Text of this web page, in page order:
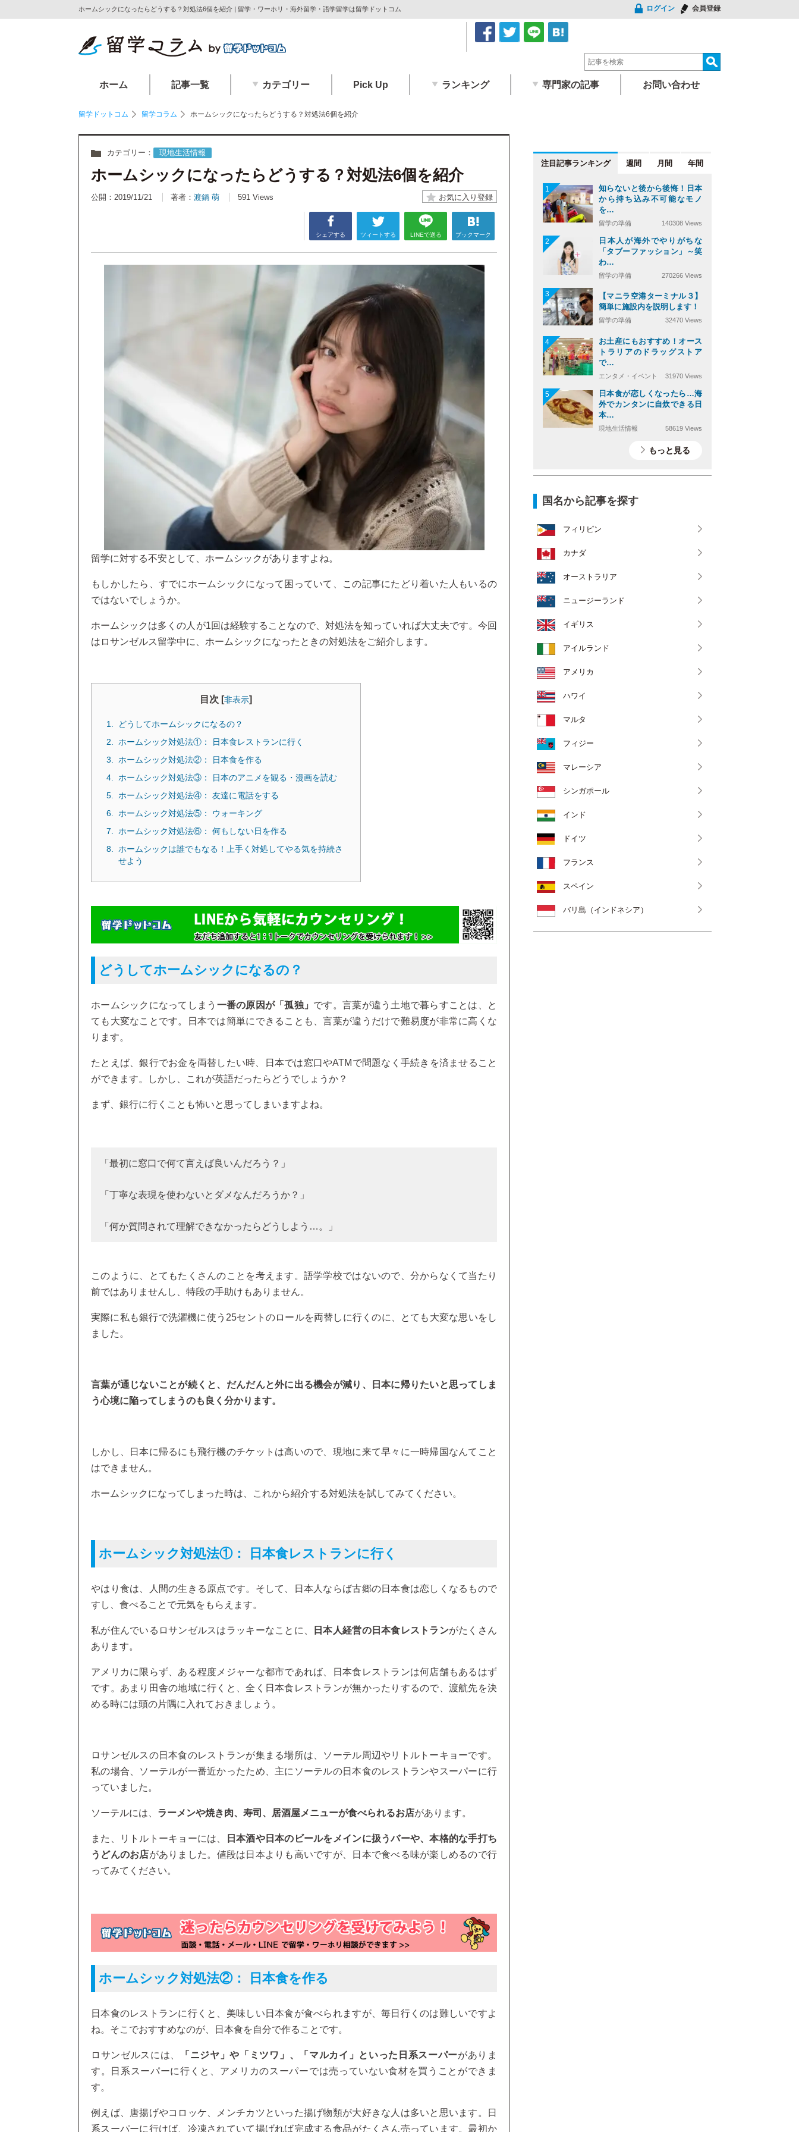
ホームシックになったらどうする？対処法6個を紹介 | 留学・ワーホリ・海外留学・語学留学は留学ドットコム ログイン 会員登録
ホーム 記事一覧 カテゴリー Pick Up ランキング 専門家の記事 お問い合わせ
留学ドットコム 留学コラム ホームシックになったらどうする？対処法6個を紹介
カテゴリー： 現地生活情報
ホームシックになったらどうする？対処法6個を紹介
公開：2019/11/21 著者： 渡鍋 萌 591 Views
シェアする ツィートする LINEで送る ブックマーク
留学に対する不安として、ホームシックがありますよね。
もしかしたら、すでにホームシックになって困っていて、この記事にたどり着いた人もいるの
ではないでしょうか。
ホームシックは多くの人が1回は経験することなので、対処法を知っていれば大丈夫です。今回
はロサンゼルス留学中に、ホームシックになったときの対処法をご紹介します。
目次 [非表示]
どうしてホームシックになるの？
ホームシック対処法①： 日本食レストランに行く
ホームシック対処法②： 日本食を作る
ホームシック対処法③： 日本のアニメを観る・漫画を読む
ホームシック対処法④： 友達に電話をする
ホームシック対処法⑤： ウォーキング
ホームシック対処法⑥： 何もしない日を作る
ホームシックは誰でもなる！上手く対処してやる気を持続さ
せよう
どうしてホームシックになるの？
ホームシックになってしまう 一番の原因が「孤独」 です。言葉が違う土地で暮らすことは、と
ても大変なことです。日本では簡単にできることも、言葉が違うだけで難易度が非常に高くな
ります。
たとえば、銀行でお金を両替したい時、日本では窓口やATMで問題なく手続きを済ませること
ができます。しかし、これが英語だったらどうでしょうか？
まず、銀行に行くことも怖いと思ってしまいますよね。
「最初に窓口で何て言えば良いんだろう？」
「丁寧な表現を使わないとダメなんだろうか？」
「何か質問されて理解できなかったらどうしよう…。」
このように、とてもたくさんのことを考えます。語学学校ではないので、分からなくて当たり
前ではありませんし、特段の手助けもありません。
実際に私も銀行で洗濯機に使う25セントのロールを両替しに行くのに、とても大変な思いをし
ました。
言葉が通じないことが続くと、だんだんと外に出る機会が減り、日本に帰りたいと思ってしま
う心境に陥ってしまうのも良く分かります。
しかし、日本に帰るにも飛行機のチケットは高いので、現地に来て早々に一時帰国なんてこと
はできません。
ホームシックになってしまった時は、これから紹介する対処法を試してみてください。
ホームシック対処法①： 日本食レストランに行く
やはり食は、人間の生きる原点です。そして、日本人ならば古郷の日本食は恋しくなるもので
すし、食べることで元気をもらえます。
私が住んでいるロサンゼルスはラッキーなことに、 日本人経営の日本食レストランがたくさん
あります。
アメリカに限らず、ある程度メジャーな都市であれば、日本食レストランは何店舗もあるはず
です。あまり田舎の地域に行くと、全く日本食レストランが無かったりするので、渡航先を決
める時には頭の片隅に入れておきましょう。
ロサンゼルスの日本食のレストランが集まる場所は、ソーテル周辺やリトルトーキョーです。
私の場合、ソーテルが一番近かったため、主にソーテルの日本食のレストランやスーパーに行
っていました。
ソーテルには、 ラーメンや焼き肉、寿司、居酒屋メニューが食べられるお店があります。
また、リトルトーキョーには、
日本酒や日本のビールをメインに扱うバーや、本格的な手打ち
うどんのお店がありました。値段は日本よりも高いですが、日本で食べる味が楽しめるので行
ってみてください。
ホームシック対処法②： 日本食を作る
日本食のレストランに行くと、美味しい日本食が食べられますが、毎日行くのは難しいですよ
ね。そこでおすすめなのが、日本食を自分で作ることです。
ロサンゼルスには、 「ニジヤ」や「ミツワ」、「マルカイ」といった日系スーパーがありま
す。日系スーパーに行くと、アメリカのスーパーでは売っていない食材を買うことができま
す。
例えば、唐揚げやコロッケ、メンチカツといった揚げ物類が大好きな人は多いと思います。日
系スーパーに行けば、冷凍されていて揚げれば完成する食品がたくさん売っています。最初か
注目記事 週間 月間 年間
1
知らないと後から後悔！日本
から持ち込み不可能なモノ
を…
留学の準備 140308 Views
2
日本人が海外でやりがちな
「タブーファッション」～笑
わ…
留学の準備 270266 Views
3
【マニラ空港ターミナル３】
簡単に施設内を説明します！
留学の準備 32470 Views
4
お土産にもおすすめ！オース
トラリアのドラッグストア
で…
エンタメ・イベント 31970 Views
5
日本食が恋しくなったら…海
外でカンタンに自炊できる日
本…
現地生活情報 58619 Views
もっと見る
国名から記事を探す
フィリピン
カナダ
オーストラリア
ニュージーランド
イギリス
アイルランド
アメリカ
ハワイ
マルタ
フィジー
マレーシア
シンガポール
インド
ドイツ
フランス
スペイン
バリ島（インドネシア）